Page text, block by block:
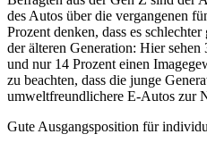
des Autos über die vergangenen
Prozent denken, dass es
der älteren Generation: Hier
und nur 14 Prozent einen
zu beachten, dass die junge
umweltfreundlichere E-Autos zur
Gute Ausgangsposition für